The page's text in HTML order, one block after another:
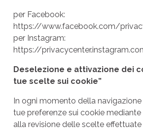
per Facebook:
https://www.facebook.com/
per Instagram:
https://
Deselezione e attivazione dei
tue scelte sui cookie”
In ogni momento della
tue preferenze sui cookie
alla revisione delle scelte